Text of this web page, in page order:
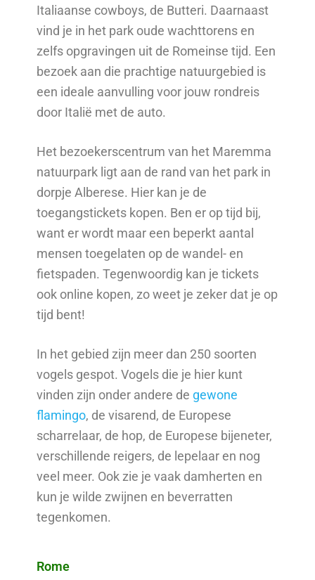
Italiaanse cowboys, de Butteri. Daarnaast
vind je in het park oude wachttorens en
zelfs opgravingen uit de Romeinse tijd. Een
bezoek aan die prachtige natuurgebied is
een ideale aanvulling voor jouw rondreis
door Italië met de auto.
Het bezoekerscentrum van het Maremma
natuurpark ligt aan de rand van het park in
dorpje Alberese. Hier kan je de
toegangstickets kopen. Ben er op tijd bij,
want er wordt maar een beperkt aantal
mensen toegelaten op de wandel- en
fietspaden. Tegenwoordig kan je tickets
ook online kopen, zo weet je zeker dat je op
tijd bent!
In het gebied zijn meer dan 250 soorten
vogels gespot. Vogels die je hier kunt
vinden zijn onder andere de gewone
flamingo, de visarend, de Europese
scharrelaar, de hop, de Europese bijeneter,
verschillende reigers, de lepelaar en nog
veel meer. Ook zie je vaak damherten en
kun je wilde zwijnen en beverratten
tegenkomen.
Rome